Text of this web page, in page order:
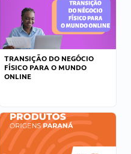
TRANSIÇÃO DO NEGÓCIO
FÍSICO PARA O MUNDO
ONLINE